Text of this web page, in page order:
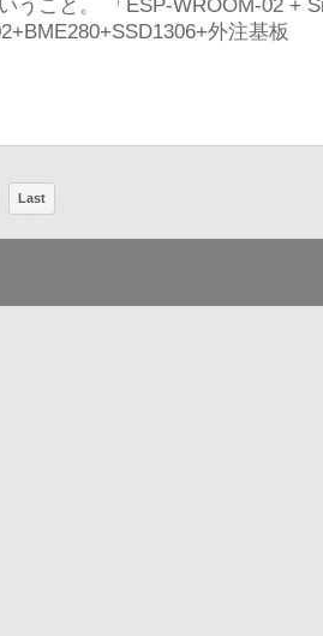
うこと。 「ESP-WROOM-02 +
外注基板
Last